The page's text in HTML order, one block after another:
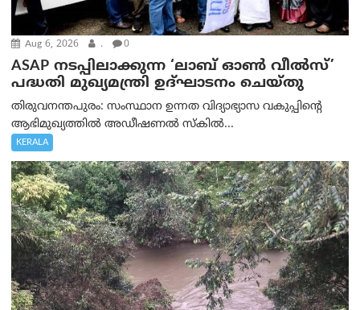
Aug 6, 2026 . 0
ASAP നടപ്പിലാക്കുന്ന ‘ലാബ് ഓൺ വീൽസ്’
പദ്ധതി മുഖ്യമന്ത്രി ഉദ്ഘാടനം ചെയ്തു
തിരുവനന്തപുരം: സംസ്ഥാന ഉന്നത വിദ്യാഭ്യാസ വകുപ്പിന്റെ
ആഭിമുഖ്യത്തിൽ അഡീഷണൽ സ്കിൽ...
KERALA